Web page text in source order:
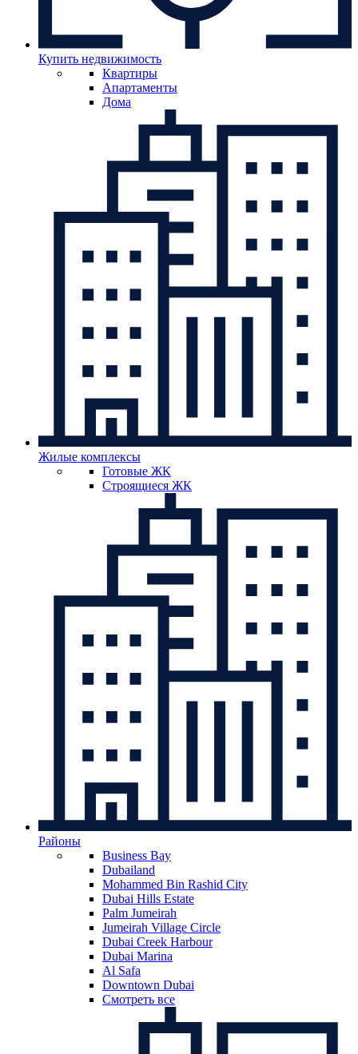
Купить недвижимость
Квартиры
Апартаменты
Дома
Жилые комплексы
Готовые ЖК
Строящиеся ЖК
Районы
Business Bay
Dubailand
Mohammed Bin Rashid City
Dubai Hills Estate
Palm Jumeirah
Jumeirah Village Circle
Dubai Creek Harbour
Dubai Marina
Al Safa
Downtown Dubai
Смотреть все